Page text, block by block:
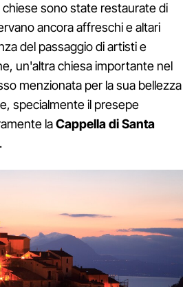
sono state restaurate di
ancora affreschi e altari
del passaggio di artisti e
un'altra chiesa importante nel
menzionata per la sua bellezza
specialmente il presepe
laCappella di Santa
.